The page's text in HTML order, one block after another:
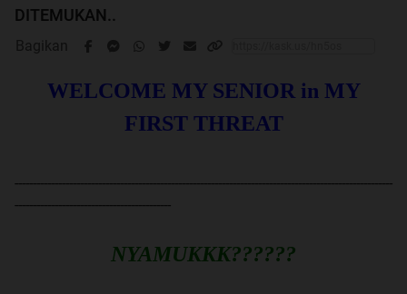
DITEMUKAN..
Bagikan
WELCOME MY SENIOR in MY
FIRST THREAT
--------------------------------------------------------------------------------------------------------
-------------------------------------------
NYAMUKKK??????